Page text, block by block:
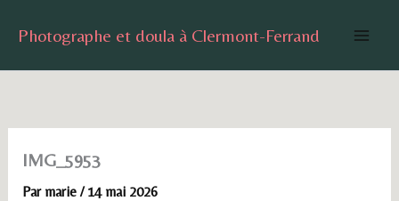
Photographe et doula à Clermont-Ferrand
IMG_5953
Par marie/14 mai 2026